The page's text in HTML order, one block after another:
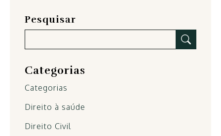
Pesquisar
Categorias
Categorias
Direito à saúde
Direito Civil